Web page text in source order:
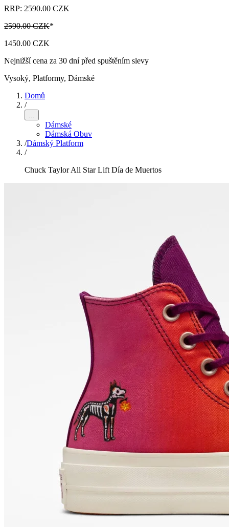
RRP: 2590.00 CZK
2590.00 CZK*
1450.00 CZK
Nejnižší cena za 30 dní před spuštěním slevy
Vysoký, Platformy, Dámské
Domů
/
...
Dámské
Dámská Obuv
/Dámský Platform
/
Chuck Taylor All Star Lift Día de Muertos